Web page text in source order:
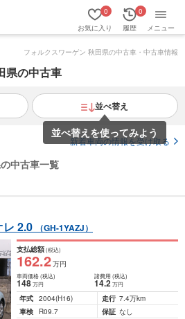
お気に入り
0
履歴
0
メニュー
フォルクスワーゲン 秋田県の中古車・中古車情報
県の中古車
並べ替え
並べ替えを使ってみよう
新着車両の情報を受け取る
中古車一覧
2.0 （GH-1YAZJ）
支払総額(税込)
162.2万円
車両価格(税込)
148万円
諸費用 (税込)
14.2 万円
年式 2004(H16) 走行 7.4万km
車検
R09.7 保証 なし